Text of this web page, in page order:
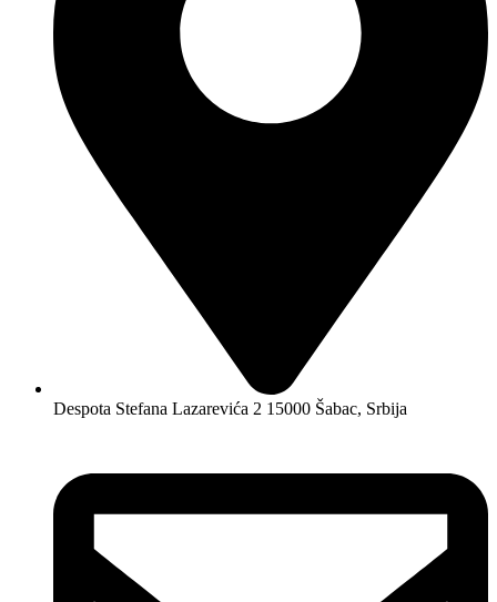
Despota Stefana Lazarevića 2 15000 Šabac, Srbija